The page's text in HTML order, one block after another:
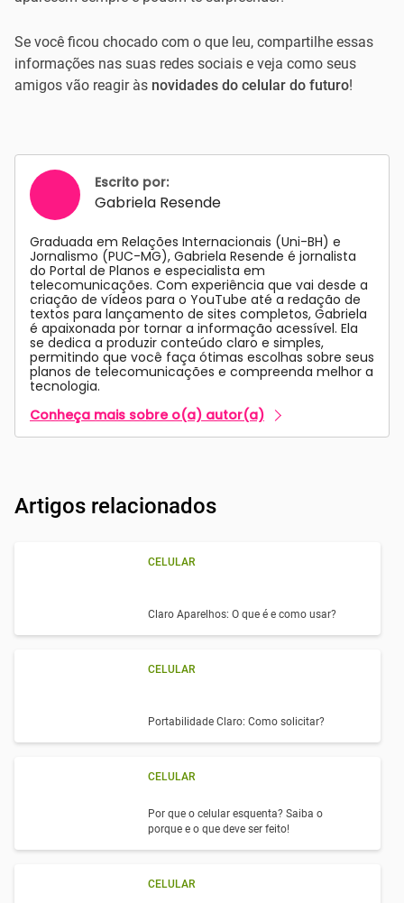
Se você ficou chocado com o que leu, compartilhe essas
informações nas suas redes sociais e veja como seus
amigos vão reagir às novidades do celular do futuro!
Escrito por:
Gabriela Resende
Graduada em Relações Internacionais (Uni-BH) e
Jornalismo (PUC-MG), Gabriela Resende é jornalista
do Portal de Planos e especialista em
telecomunicações. Com experiência que vai desde a
criação de vídeos para o YouTube até a redação de
textos para lançamento de sites completos, Gabriela
é apaixonada por tornar a informação acessível. Ela
se dedica a produzir conteúdo claro e simples,
permitindo que você faça ótimas escolhas sobre seus
planos de telecomunicações e compreenda melhor a
tecnologia.
Conheça mais sobre o(a) autor(a)
Artigos relacionados
CELULAR
Claro Aparelhos: O que é e como usar?
CELULAR
Portabilidade Claro: Como solicitar?
CELULAR
Por que o celular esquenta? Saiba o
porque e o que deve ser feito!
CELULAR